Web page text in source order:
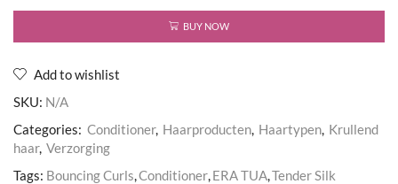
Bouncing
Conditioner
BUY NOW
Add to wishlist
SKU: N/A
Categories: Conditioner, Haarproducten Haartypen Krullend
haar, Verzorging
Tags: Bouncing Curls Conditioner ERA TUA Tender Silk